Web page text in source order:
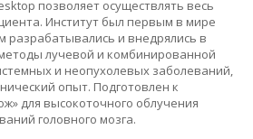
позволяет осуществлять весь
Институт был первым в мире
разрабатывались и внедрялись в
лучевой и комбинированной
и неопухолевых заболеваний,
опыт. Подготовлен к
для высокоточного облучения
головного мозга.